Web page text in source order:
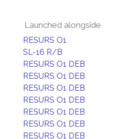
Launched alongside
RESURS O1
SL-16 R/B
RESURS O1 DEB
RESURS O1 DEB
RESURS O1 DEB
RESURS O1 DEB
RESURS O1 DEB
RESURS O1 DEB
RESURS O1 DEB